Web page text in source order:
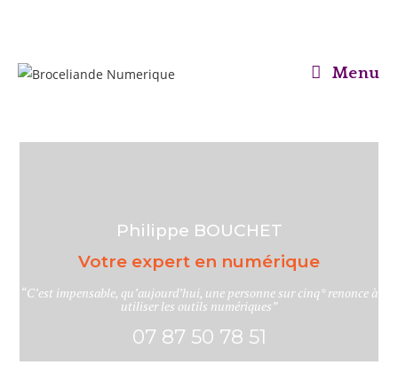
Menu
Philippe BOUCHET
Votre expert en numérique
“C’est impensable, qu’aujourd’hui, une personne sur cinq* renonce à
utiliser les outils numériques”
07 87 50 78 51